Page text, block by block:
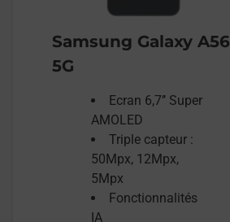
Samsung Galaxy A56
5G
Ecran 6,7’’ Super
AMOLED
Triple capteur :
50Mpx, 12Mpx,
5Mpx
Fonctionnalités
IA